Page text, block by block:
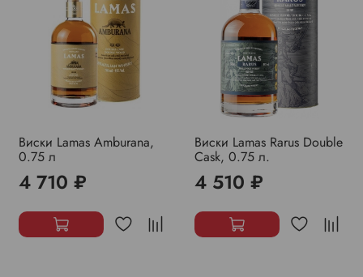
Виски Lamas Amburana,
0.75 л
4 710 ₽
Виски Lamas Rarus Double
Cask, 0.75 л.
4 510 ₽